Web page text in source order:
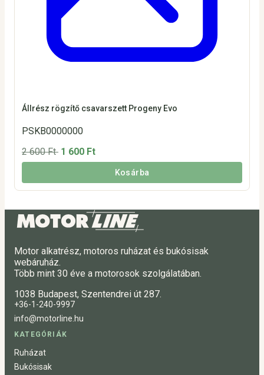
Állrész rögzítő csavarszett Progeny Evo
PSKB0000000
2 600 Ft 1 600 Ft
Kosárba
Motor alkatrész, motoros ruházat és bukósisak
webáruház.
Több mint 30 éve a motorosok szolgálatában.
1038 Budapest, Szentendrei út 287.
+36-1-240-9997
info@motorline.hu
KATEGÓRIÁK
Ruházat
Bukósisak